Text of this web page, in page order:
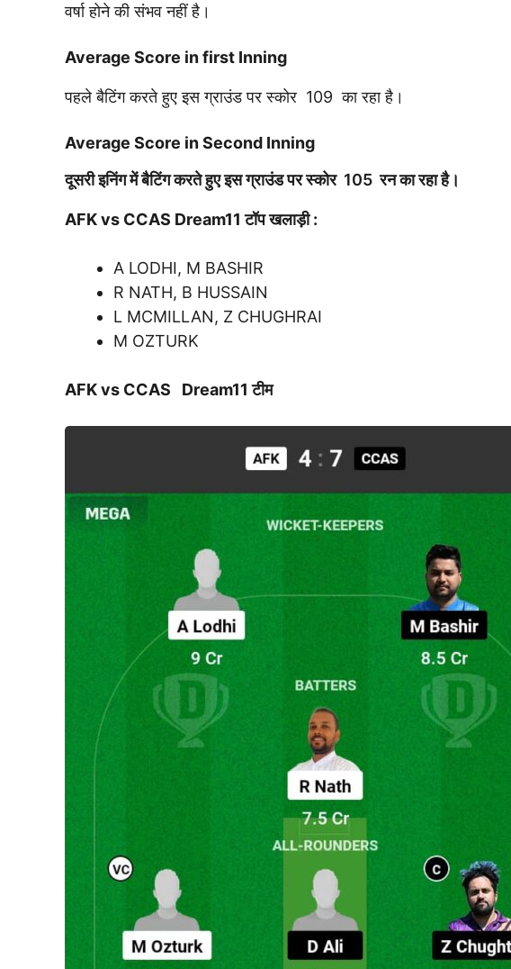
वर्षा होने की संभव नहीं है।
Average Score in first Inning
पहले बैटिंग करते हुए इस ग्राउंड पर स्कोर 109 का रहा है।
Average Score in Second Inning
दूसरी इनिंग में बैटिंग करते हुए इस ग्राउंड पर स्कोर 105 रन का रहा है।
AFK vs CCAS Dream11टॉप खलाड़ी :
A LODHI, M BASHIR
R NATH, B HUSSAIN
L MCMILLAN, Z CHUGHRAI
M OZTURK
AFK vs CCAS Dream11 टीम